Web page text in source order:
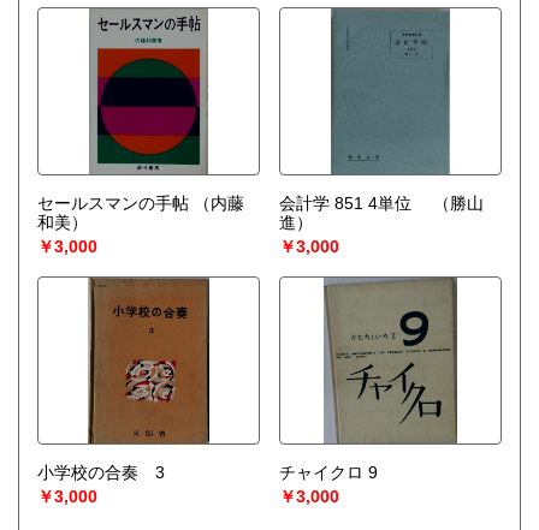
セールスマンの手帖
（内藤
和美）
￥3,000
会計学 851 4単位
（勝山
進）
￥3,000
小学校の合奏 3
￥3,000
チャイクロ 9
￥3,000